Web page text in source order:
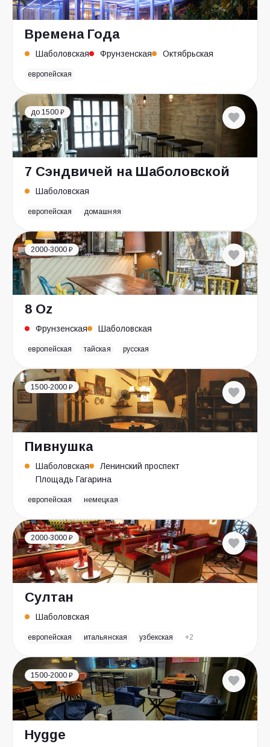
Времена Года
Шаболовская Фрунзенская Октябрьская
европейская
до 1500 ₽
7 Сэндвичей на Шаболовской
Шаболовская
европейская домашняя
2000-3000 ₽
8 Oz
Фрунзенская Шаболовская
европейская тайская русская
1500-2000 ₽
Пивнушка
Шаболовская
Ленинский проспект
Площадь Гагарина
европейская немецкая
2000-3000 ₽
Султан
Шаболовская
европейская итальянская узбекская +2
1500-2000 ₽
Hygge